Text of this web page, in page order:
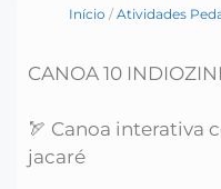
Início / Atividades
CANOA 10
🏹 Canoa interativa
jacaré